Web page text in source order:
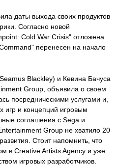
даты выхода своих продуктов
Согласно новой
Cold War Crisis" отложена
перенесен на начало
Blackley) и Кевина Бачуса
Group, объявила о своем
посредническими услугами и,
игр и концепций игровым
соглашения с Sega и
Group не хватило 20
Стоит напомнить, что
в Creative Artists Agency и уже
игровых разработчиков.